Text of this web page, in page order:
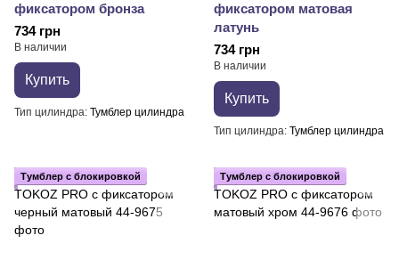
фиксатором бронза
734 грн
В наличии
Купить
Тип цилиндра Тумблер цилиндра
фиксатором матовая
латунь
734 грн
В наличии
Купить
Тип цилиндра Тумблер цилиндра
Тумблер с блокировкой Тумблер с блокировкой